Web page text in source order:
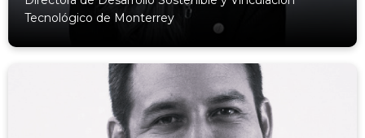
Tecnológico de Monterrey